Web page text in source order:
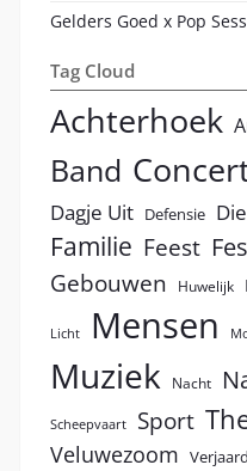
Gelders Goed x Pop
Tag Cloud
Achterhoek
Band
Dagje Uit Defensie
Familie Feest
Gebouwen Huwelijk
Licht Mensen
Muziek Nacht
Scheepvaart Sport
Veluwezoom